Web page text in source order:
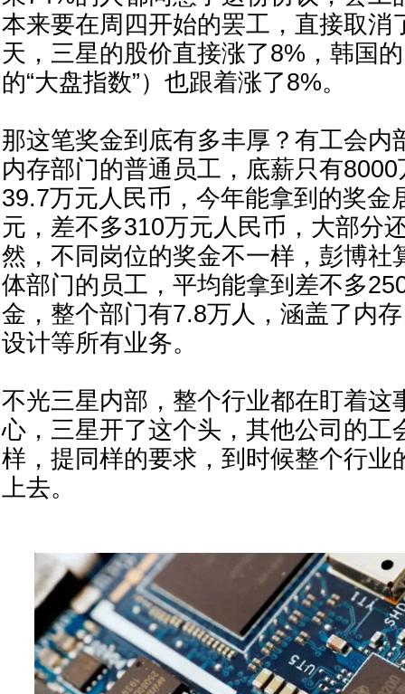
本来要在周四开始的罢工，直接取消
天，三星的股价直接涨了8%，韩国
的“大盘指数”）也跟着涨了8%。
那这笔奖金到底有多丰厚？有工会内
内存部门的普通员工，底薪只有
39.7万元人民币，今年能拿到的奖金
元，差不多310万元人民币，大部分
然，不同岗位的奖金不一样，彭博社
体部门的员工，平均能拿到差不多
金，整个部门有7.8万人，涵盖了内
设计等所有业务。
不光三星内部，整个行业都在盯着这
心，三星开了这个头，其他公司的工
样，提同样的要求，到时候整个行业
上去。